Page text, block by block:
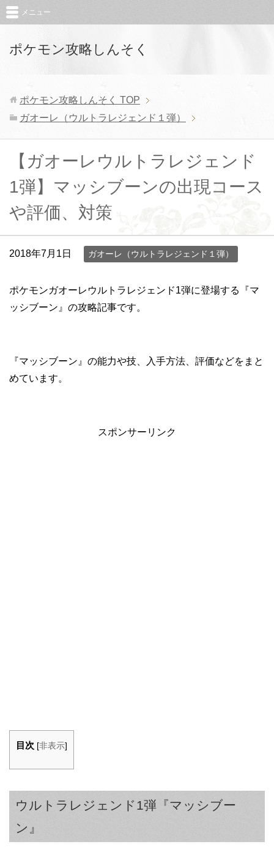
ポケモン攻略しんそく
メニュー
ポケモン攻略しんそく TOP
ガオーレ（ウルトラレジェンド１弾）
【ガオーレウルトラレジェンド
1弾】マッシブーンの出現コース
や評価、対策
2018年7月1日 ガオーレ（ウルトラレジェンド１弾）
ポケモンガオーレウルトラレジェンド1弾に登場する『マ
ッシブーン』の攻略記事です。
『マッシブーン』の能力や技、入手方法、評価などをまと
めています。
スポンサーリンク
目次 [非表示]
ウルトラレジェンド1弾『マッシブー
ン』